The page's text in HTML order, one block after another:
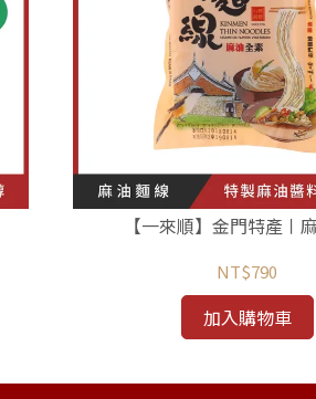
【一來順】金門特產〡
NT$790
加入購物車